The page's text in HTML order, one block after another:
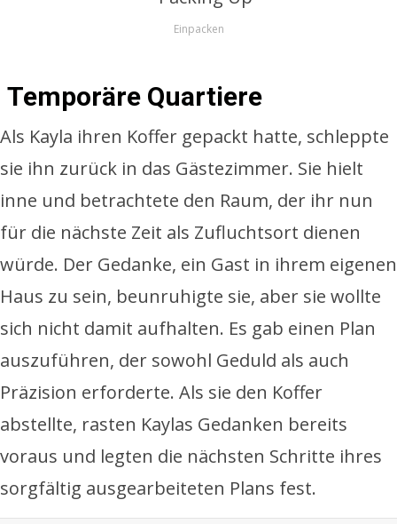
Einpacken
Temporäre Quartiere
Als Kayla ihren Koffer gepackt hatte, schleppte
sie ihn zurück in das Gästezimmer. Sie hielt
inne und betrachtete den Raum, der ihr nun
für die nächste Zeit als Zufluchtsort dienen
würde. Der Gedanke, ein Gast in ihrem eigenen
Haus zu sein, beunruhigte sie, aber sie wollte
sich nicht damit aufhalten. Es gab einen Plan
auszuführen, der sowohl Geduld als auch
Präzision erforderte. Als sie den Koffer
abstellte, rasten Kaylas Gedanken bereits
voraus und legten die nächsten Schritte ihres
sorgfältig ausgearbeiteten Plans fest.